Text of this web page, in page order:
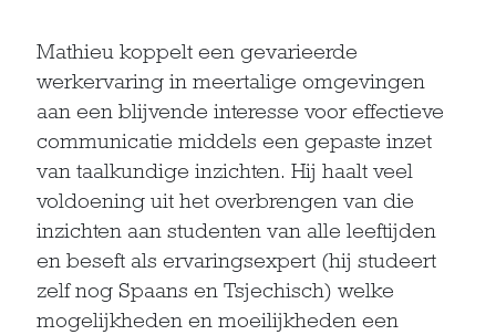
Mathieu koppelt een gevarieerde
werkervaring in meertalige omgevingen
aan een blijvende interesse voor effectieve
communicatie middels een gepaste inzet
van taalkundige inzichten. Hij haalt veel
voldoening uit het overbrengen van die
inzichten aan studenten van alle leeftijden
en beseft als ervaringsexpert (hij studeert
zelf nog Spaans en Tsjechisch) welke
mogelijkheden en moeilijkheden een